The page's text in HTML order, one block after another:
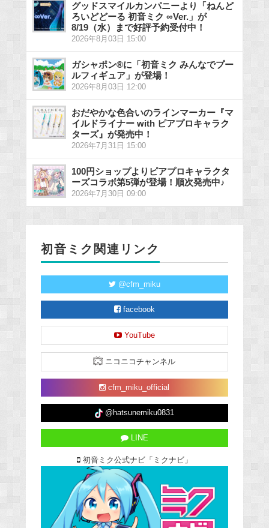
グッドスマイルカンパニーより「ねんど
ろいどどーる 初音ミク ∞Ver.」が
8/19（水）まで好評予約受付中！
2026年8月03日 15:00
ガシャポン®に「初音ミク みんなでプー
ルフィギュア」が登場！
2026年8月03日 12:00
おだやかな色合いのラインマーカー『マ
イルドライナー with ピアプロキャラク
ターズ』が発売中！
2026年7月31日 15:00
100円ショップよりピアプロキャラクタ
ーズコラボ第5弾が登場！順次発売中♪
2026年7月30日 09:00
初音ミク関連リンク
@cfm_miku
facebook
YouTube
ニコニコチャンネル
cfm_miku_official
@hatsunemiku0831
LINE
初音ミク公式ナビ「ミクナビ」